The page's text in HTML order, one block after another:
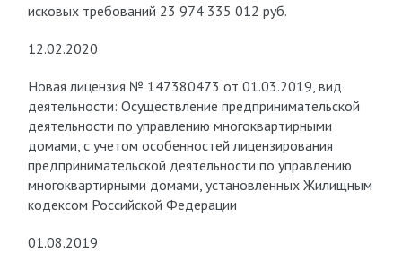
исковых требований 23 974 335 012 руб.
12.02.2020
Новая лицензия № 147380473 от 01.03.2019, вид
деятельности: Осуществление предпринимательской
деятельности по управлению многоквартирными
домами, с учетом особенностей лицензирования
предпринимательской деятельности по управлению
многоквартирными домами, установленных Жилищным
кодексом Российской Федерации
01.08.2019